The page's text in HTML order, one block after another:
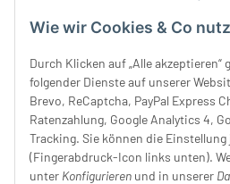
Wie wir Cookies & Co
Durch Klicken auf „Alle
folgender Dienste auf unserer
Brevo, ReCaptcha, PayPal Express
Ratenzahlung, Google Analytics 4,
Tracking. Sie können die
(Fingerabdruck-Icon links unten).
unter Konfigurieren und in unserer
Donnerstag:
10
Samstag:
Unser Service
Rechtliches